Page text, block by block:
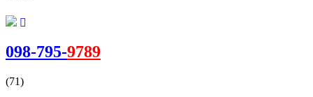
098-795-9789
(71)